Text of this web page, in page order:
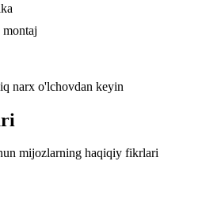
narx o'lchovdan keyin
mijozlarning haqiqiy fikrlari